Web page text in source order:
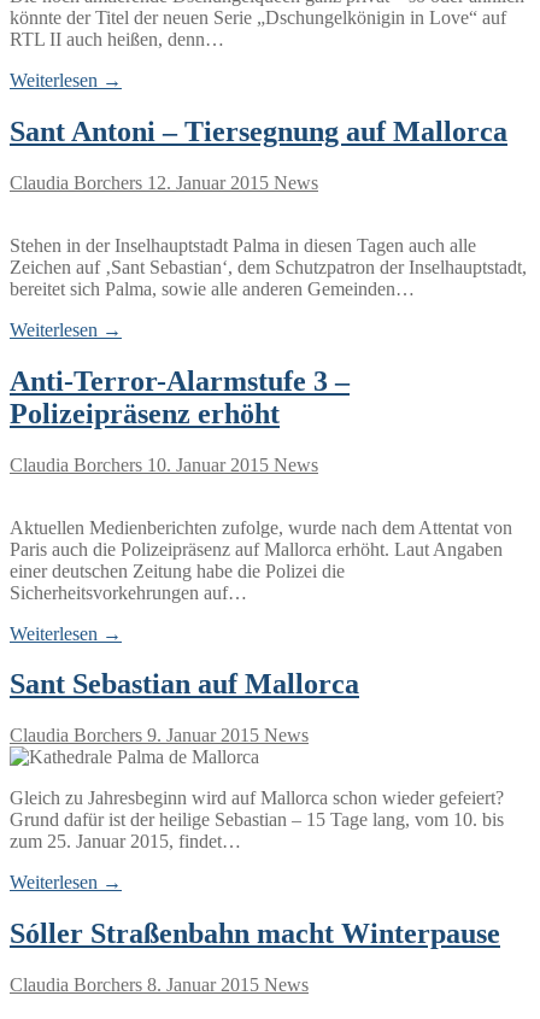
könnte der Titel der neuen Serie „Dschungelkönigin in Love“ auf
RTL II auch heißen, denn…
Weiterlesen →
Sant Antoni – Tiersegnung auf Mallorca
Claudia Borchers 12. Januar 2015 News
Stehen in der Inselhauptstadt Palma in diesen Tagen auch alle
Zeichen auf ‚Sant Sebastian‘, dem Schutzpatron der Inselhauptstadt,
bereitet sich Palma, sowie alle anderen Gemeinden…
Weiterlesen →
Anti-Terror-Alarmstufe 3 –
Polizeipräsenz erhöht
Claudia Borchers 10. Januar 2015 News
Aktuellen Medienberichten zufolge, wurde nach dem Attentat von
Paris auch die Polizeipräsenz auf Mallorca erhöht. Laut Angaben
einer deutschen Zeitung habe die Polizei die
Sicherheitsvorkehrungen auf…
Weiterlesen →
Sant Sebastian auf Mallorca
Claudia Borchers 9. Januar 2015 News
Gleich zu Jahresbeginn wird auf Mallorca schon wieder gefeiert?
Grund dafür ist der heilige Sebastian – 15 Tage lang, vom 10. bis
zum 25. Januar 2015, findet…
Weiterlesen →
Sóller Straßenbahn macht Winterpause
Claudia Borchers 8. Januar 2015 News